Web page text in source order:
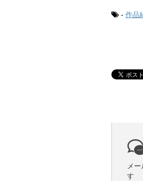
- 作品
メ
す